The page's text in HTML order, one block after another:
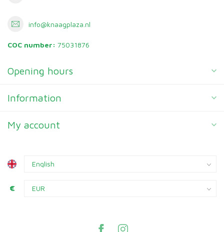
info@knaagplaza.nl
COC number: 75031876
Opening hours
Information
My account
€